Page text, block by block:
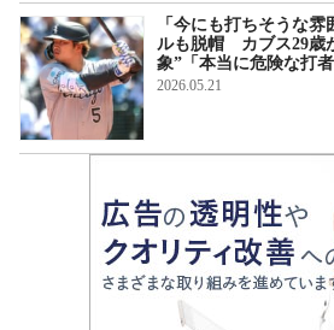
「今にも打ちそうな
ルも脱帽 カブス29歳
象”「本当に危険な打者
2026.05.21